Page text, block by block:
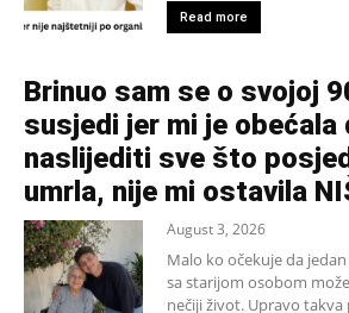
Read more
Brinuo sam se o svojoj
susjedi jer mi je obećala
naslijediti sve što
umrla, nije mi ostavila
August 3, 2026
Malo ko očekuje da
sa starijom osobom
nečiji život. Upravo takva